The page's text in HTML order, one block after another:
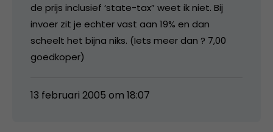
de prijs inclusief ‘state-tax” weet ik niet. Bij
invoer zit je echter vast aan 19% en dan
scheelt het bijna niks. (Iets meer dan ? 7,00
goedkoper)
13 februari 2005 om 18:07